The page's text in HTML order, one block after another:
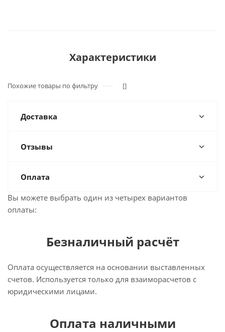
Характеристики
Похожие товары по фильтру []
Доставка
Отзывы
Оплата
Вы можете выбрать один из четырех вариантов
оплаты:
Безналичный расчёт
Оплата осуществляется на основании выставленных
счетов. Используется только для взаиморасчетов с
юридическими лицами.
Оплата наличными